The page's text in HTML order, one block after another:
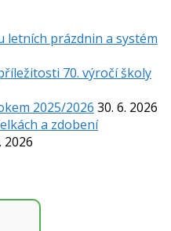
letních prázdnin a systém
70. výročí školy
2025/2026 30. 6. 2026
a zdobení
2026